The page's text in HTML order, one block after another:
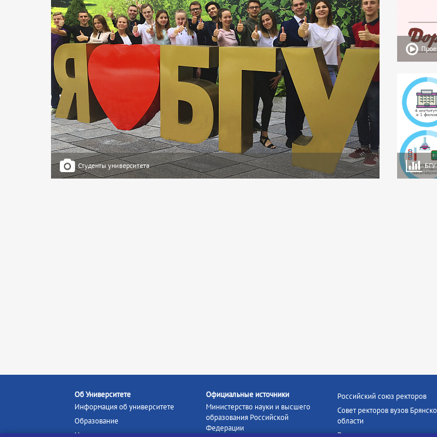
Студенты университета
Об Университете
Информация об университете
Образование
Официальные источники
Министерство науки и высшего
образования Российской
Федерации
Российский союз ректоров
Совет ректоров вузов
области